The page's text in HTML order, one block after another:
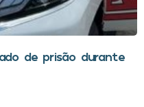
de prisão durante